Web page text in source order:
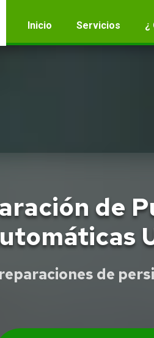
Inicio Servicios ¿
de
de